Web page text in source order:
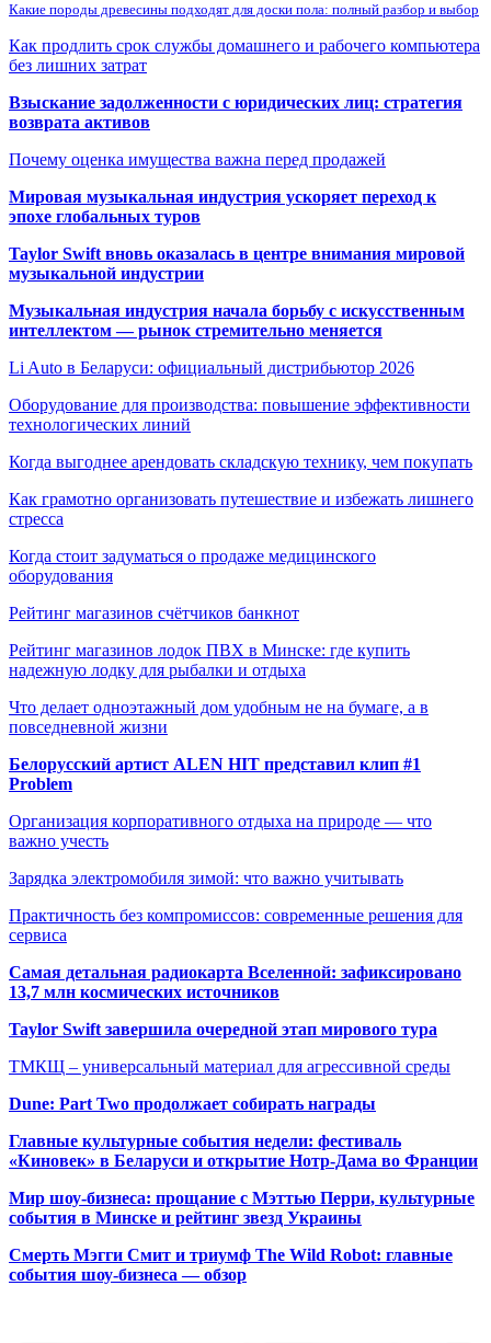
Какие породы древесины подходят для доски пола: полный разбор и выбор
Как продлить срок службы домашнего и рабочего компьютера
без лишних затрат
Взыскание задолженности с юридических лиц: стратегия
возврата активов
Почему оценка имущества важна перед продажей
Мировая музыкальная индустрия ускоряет переход к
эпохе глобальных туров
Taylor Swift вновь оказалась в центре внимания мировой
музыкальной индустрии
Музыкальная индустрия начала борьбу с искусственным
интеллектом — рынок стремительно меняется
Li Auto в Беларуси: официальный дистрибьютор 2026
Оборудование для производства: повышение эффективности
технологических линий
Когда выгоднее арендовать складскую технику, чем покупать
Как грамотно организовать путешествие и избежать лишнего
стресса
Когда стоит задуматься о продаже медицинского
оборудования
Рейтинг магазинов счётчиков банкнот
Рейтинг магазинов лодок ПВХ в Минске: где купить
надежную лодку для рыбалки и отдыха
Что делает одноэтажный дом удобным не на бумаге, а в
повседневной жизни
Белорусский артист ALEN HIT представил клип #1
Problem
Организация корпоративного отдыха на природе — что
важно учесть
Зарядка электромобиля зимой: что важно учитывать
Практичность без компромиссов: современные решения для
сервиса
Самая детальная радиокарта Вселенной: зафиксировано
13,7 млн космических источников
Taylor Swift завершила очередной этап мирового тура
ТМКЩ – универсальный материал для агрессивной среды
Dune: Part Two продолжает собирать награды
Главные культурные события недели: фестиваль
«Киновек» в Беларуси и открытие Нотр-Дама во Франции
Мир шоу-бизнеса: прощание с Мэттью Перри, культурные
события в Минске и рейтинг звезд Украины
Смерть Мэгги Смит и триумф The Wild Robot: главные
события шоу-бизнеса — обзор